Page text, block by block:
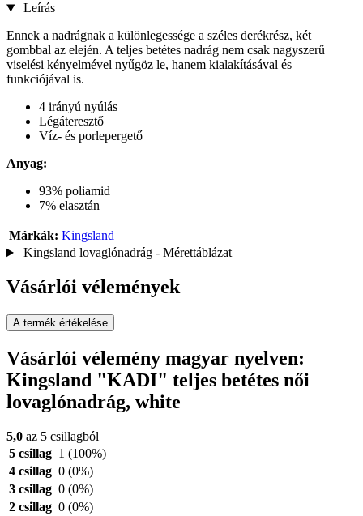
Leírás
Ennek a nadrágnak a különlegessége a széles derékrész, két
gombbal az elején. A teljes betétes nadrág nem csak nagyszerű
viselési kényelmével nyűgöz le, hanem kialakításával és
funkciójával is.
4 irányú nyúlás
Légáteresztő
Víz- és porlepergető
Anyag:
93% poliamid
7% elasztán
Márkák: Kingsland
Kingsland lovaglónadrág - Mérettáblázat
Vásárlói vélemények
A termék értékelése
Vásárlói vélemény magyar nyelven:
Kingsland "KADI" teljes betétes női
lovaglónadrág, white
5,0 az 5 csillagból
5 csillag 1 (100%)
4 csillag 0 (0%)
3 csillag 0 (0%)
2 csillag 0 (0%)